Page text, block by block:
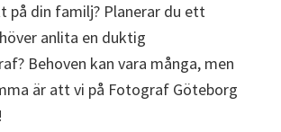
på din familj? Planerar du ett
anlita en duktig
Behoven kan vara många, men
är att vi på Fotograf Göteborg